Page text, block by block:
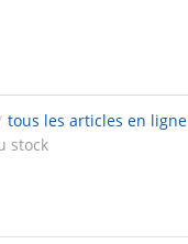
tous les articles en ligne
stock